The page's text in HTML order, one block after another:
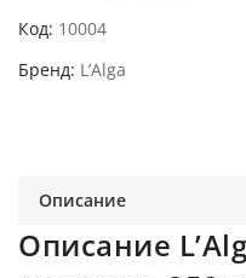
Код 10004
Бренд L’Alga
Описание
Описание